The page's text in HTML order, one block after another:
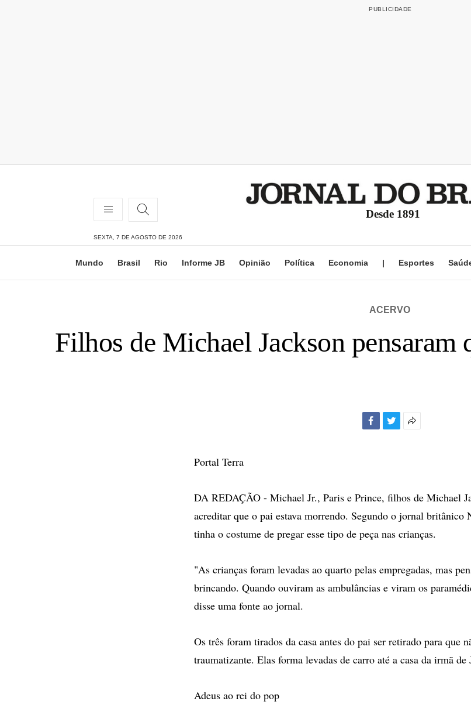
Desde 1891
SEXTA, 7 DE AGOSTO DE 2026
Mundo Brasil Rio Informe JB Opinião Política Economia | Esportes
ACERVO
Filhos de Michael Jackson pensaram
Portal Terra
DA REDAÇÃO - Michael Jr., Paris e Prince, filhos de Michael
acreditar que o pai estava morrendo. Segundo o jornal
tinha o costume de pregar esse tipo de peça nas crianças.
"As crianças foram levadas ao quarto pelas empregadas, mas
brincando. Quando ouviram as ambulâncias e viram os
disse uma fonte ao jornal.
Os três foram tirados da casa antes do pai ser retirado para que
traumatizante. Elas forma levadas de carro até a casa da irmã de
Adeus ao rei do pop